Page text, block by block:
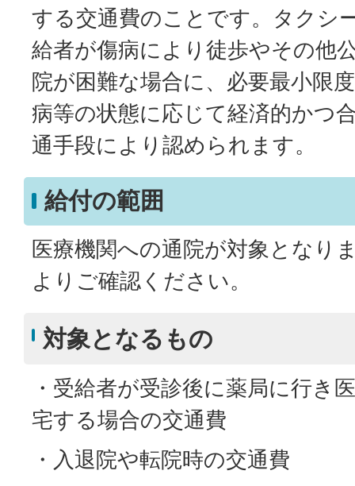
する交通費のことです。タクシ
給者が傷病により徒歩やその他
院が困難な場合に、必要最小限
病等の状態に応じて経済的かつ
通手段により認められます。
給付の範囲
医療機関への通院が対象となり
よりご確認ください。
対象となるもの
・受給者が受診後に薬局に行き
宅する場合の交通費
・入退院や転院時の交通費